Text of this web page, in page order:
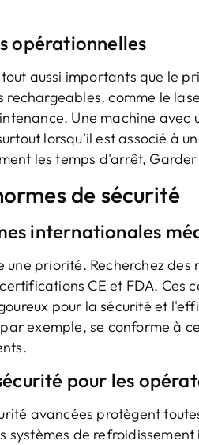
opérationnelles
aussi importants que le
rechargeables, comme le
Une machine avec
lorsqu'il est associé à
les temps d'arrêt,
de sécurité
internationales
une priorité. Recherchez
CE et FDA. Ces
pour la sécurité et
exemple, se conforme à
pour les
avancées protègent
systèmes de